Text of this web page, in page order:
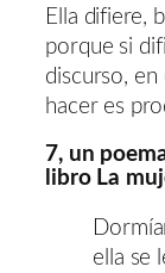
Ella difiere,
porque si
discurso,
hacer es
7, un
libro La
ella se